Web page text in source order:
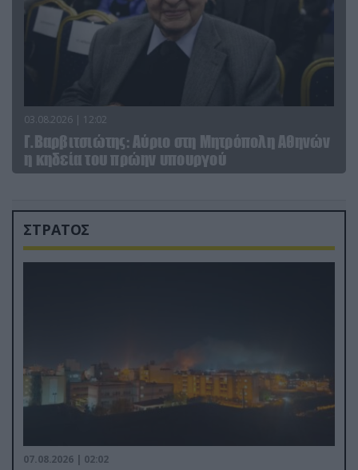
03.08.2026 | 12:02
Γ.Βαρβιτσιώτης: Aύριο στη Μητρόπολη Αθηνών
η κηδεία του πρώην υπουργού
ΣΤΡΑΤΟΣ
07.08.2026 | 02:02